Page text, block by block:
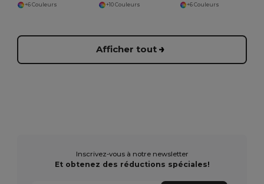
+6 Couleurs
+10 Couleurs
+6 Couleurs
Afficher tout
Inscrivez-vous à notre newsletter
Et obtenez des réductions spéciales!